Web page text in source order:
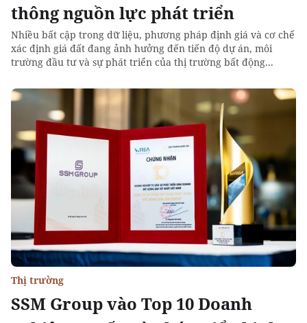
thông nguồn lực phát triển
Nhiều bất cập trong dữ liệu, phương pháp định giá và cơ chế
xác định giá đất đang ảnh hưởng đến tiến độ dự án, môi
trường đầu tư và sự phát triển của thị trường bất động...
SSM Group vào Top 10 Doanh
Thị trường